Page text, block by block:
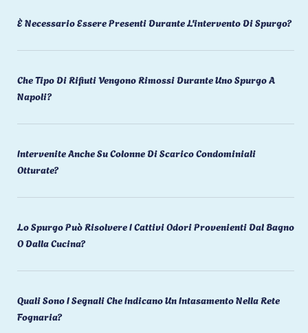
È Necessario Essere Presenti Durante L'intervento Di Spurgo?
Che Tipo Di Rifiuti Vengono Rimossi Durante Uno Spurgo A
Napoli?
Intervenite Anche Su Colonne Di Scarico Condominiali
Otturate?
Lo Spurgo Può Risolvere I Cattivi Odori Provenienti Dal Bagno
O Dalla Cucina?
Quali Sono I Segnali Che Indicano Un Intasamento Nella Rete
Fognaria?